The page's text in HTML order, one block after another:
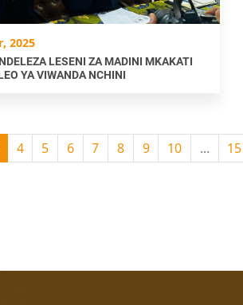
2025
LESENI ZA MADINI MKAKATI
YA VIWANDA NCHINI
4 5 6 7 8 9 10 ... 15